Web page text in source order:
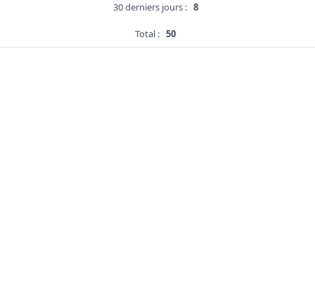
30 derniers jours : 8
Total : 50